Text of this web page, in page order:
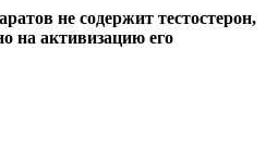
не содержит тестостерон,
на активизацию его